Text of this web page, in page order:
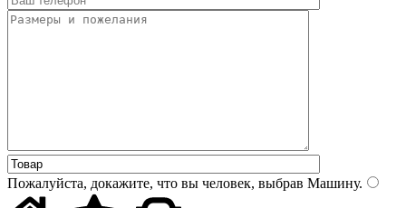
Пожалуйста, докажите, что вы человек, выбрав Машину.